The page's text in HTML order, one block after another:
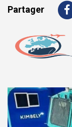
Partager